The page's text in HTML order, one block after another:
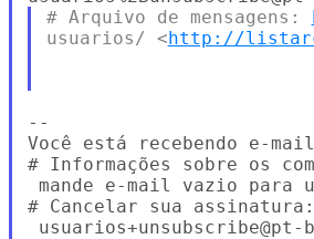
# Arquivo de mensagens:
usuarios/ <http://
--
Você está recebendo e-
# Informações sobre os
mande e-mail vazio
# Cancelar sua